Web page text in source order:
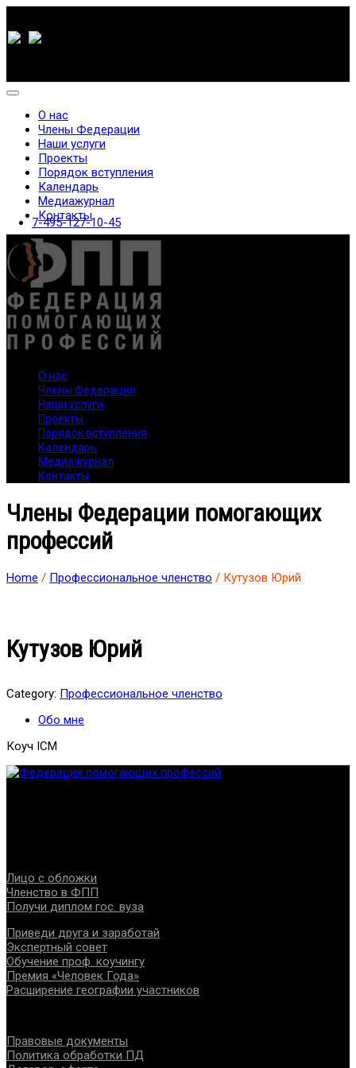
7-495-127-10-45
О нас
Члены Федерации
Наши услуги
Проекты
Порядок вступления
Календарь
Медиажурнал
Контакты
О нас
Члены Федерации
Наши услуги
Проекты
Порядок вступления
Календарь
Медиажурнал
Контакты
Члены Федерации помогающих
профессий
Home / Профессиональное членство / Кутузов Юрий
Кутузов Юрий
Category: Профессиональное членство
Обо мне
Коуч ICM
Лицо с обложки
Членство в ФПП
Получи диплом гос. вуза
Приведи друга и заработай
Экспертный совет
Обучение проф. коучингу
Премия «Человек Года»
Расширение географии участников
Правовые документы
Политика обработки ПД